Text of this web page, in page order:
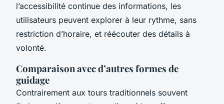
l’accessibilité continue des informations, les
utilisateurs peuvent explorer à leur rythme, sans
restriction d’horaire, et réécouter des détails à
volonté.
Comparaison avec d’autres formes de
guidage
Contrairement aux tours traditionnels souvent